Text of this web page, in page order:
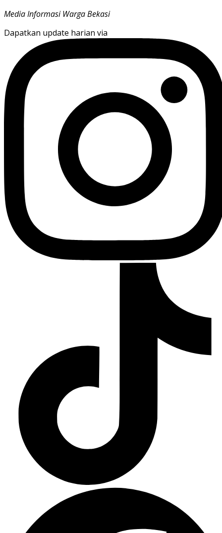
Media Informasi Warga Bekasi
Dapatkan update harian via